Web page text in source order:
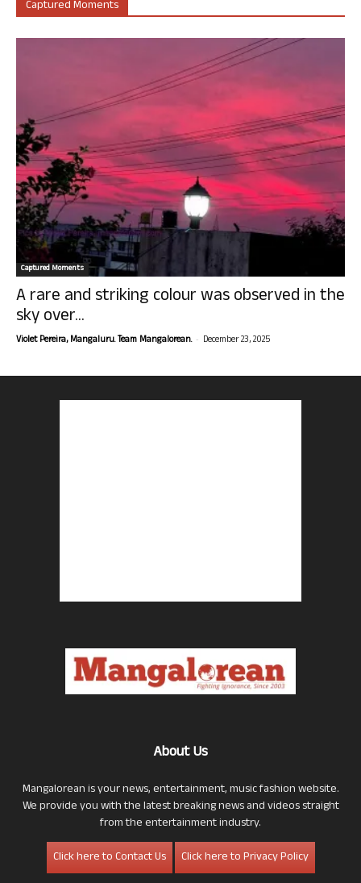
Captured Moments
Captured Moments
A rare and striking colour was observed in the
sky over...
Violet Pereira, Mangaluru. Team Mangalorean. - December 23, 2025
About Us
Mangalorean is your news, entertainment, music fashion website.
We provide you with the latest breaking news and videos straight
from the entertainment industry.
Click here to Contact Us
Click here to Privacy Policy